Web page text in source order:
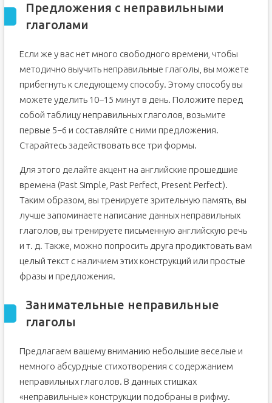
Предложения с неправильными
глаголами
Если же у вас нет много свободного времени, чтобы
методично выучить неправильные глаголы, вы можете
прибегнуть к следующему способу. Этому способу вы
можете уделить 10−15 минут в день. Положите перед
собой таблицу неправильных глаголов, возьмите
первые 5−6 и составляйте с ними предложения.
Старайтесь задействовать все три формы.
Для этого делайте акцент на английские прошедшие
времена (Past Simple, Past Perfect, Present Perfect).
Таким образом, вы тренируете зрительную память, вы
лучше запоминаете написание данных неправильных
глаголов, вы тренируете письменную английскую речь
и т. д. Также, можно попросить друга продиктовать вам
целый текст с наличием этих конструкций или простые
фразы и предложения.
Занимательные неправильные
глаголы
Предлагаем вашему вниманию небольшие веселые и
немного абсурдные стихотворения с содержанием
неправильных глаголов. В данных стишках
«неправильные» конструкции подобраны в рифму.